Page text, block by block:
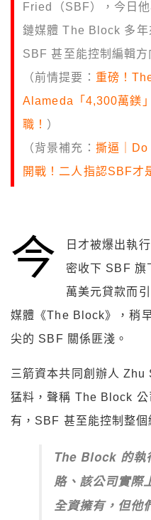
Fried（SBF），今日
鏈媒體 The Block 多年
SBF 甚至能控制編輯方
（前情提要： 重磅！
Alameda「4,300萬鎂
職！ ）
（背景補充： 撕逼｜
開戰！二人指認SBF才
今 日才被爆出執
密收下 SBF
萬美元貸款而
媒體《The Block》，稍
尖的 SBF 關係匪淺。
三箭資本共同創辦人
猛料，聲稱 The Block 公
有，SBF 甚至能控制整個
The Block 的執
賂、該公司實際
全資擁有，但他